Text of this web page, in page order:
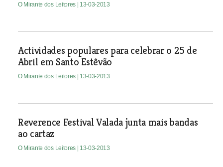
O Mirante dos Leitores | 13-03-2013
Actividades populares para celebrar o 25 de
Abril em Santo Estêvão
O Mirante dos Leitores | 13-03-2013
Reverence Festival Valada junta mais bandas
ao cartaz
O Mirante dos Leitores | 13-03-2013